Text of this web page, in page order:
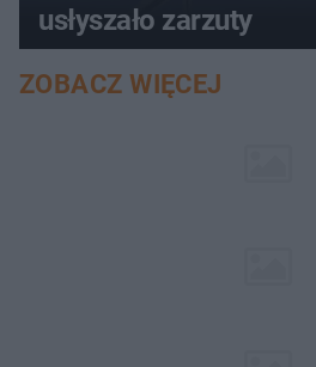
usłyszało zarzuty
ZOBACZ WIĘCEJ